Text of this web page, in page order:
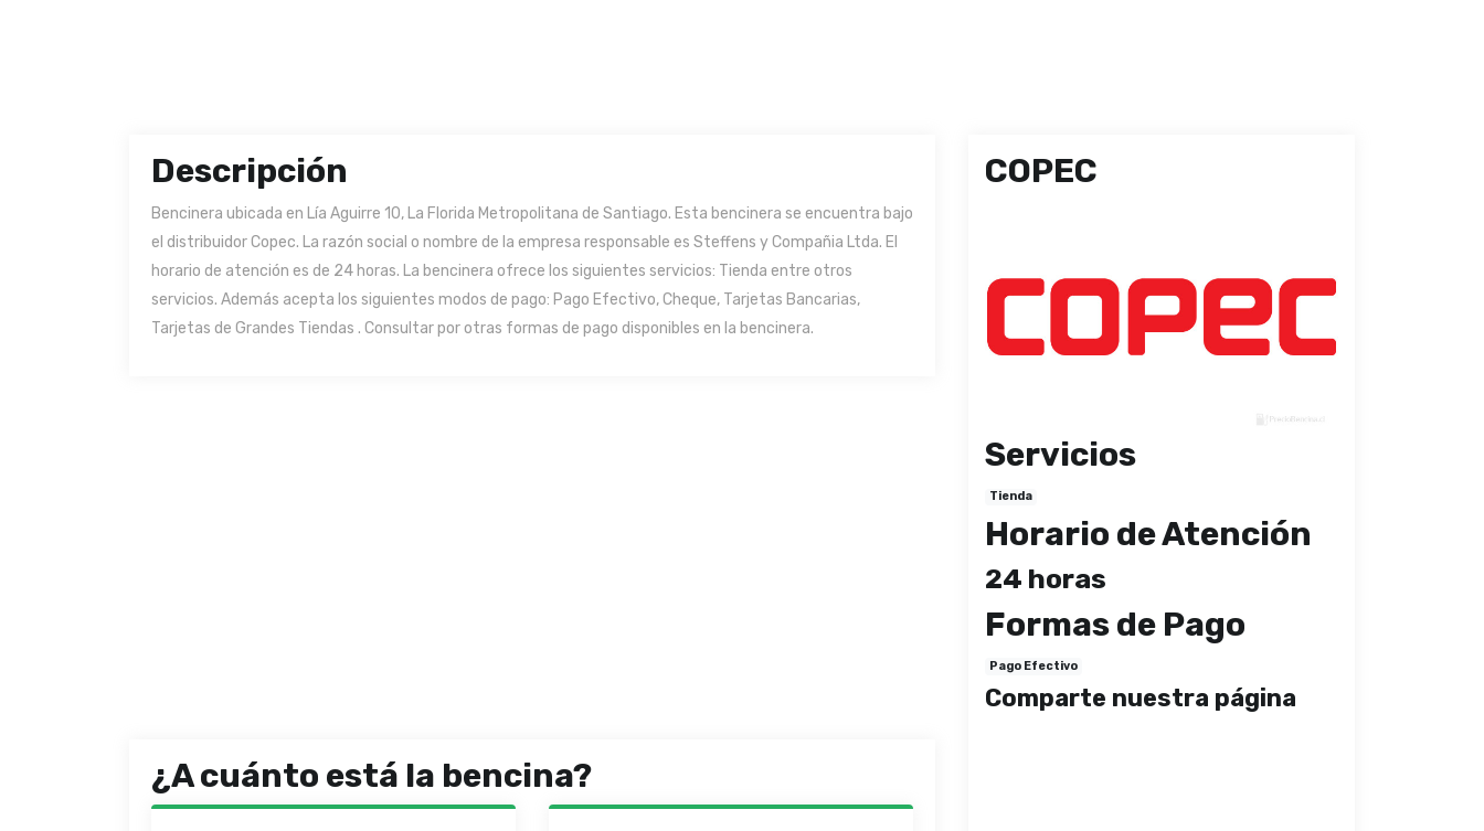
Descripción
Bencinera ubicada en Lía Aguirre 10, La Florida Metropolitana de Santiago. Esta bencinera se encuentra bajo
el distribuidor Copec. La razón social o nombre de la empresa responsable es Steffens y Compañia Ltda. El
horario de atención es de 24 horas. La bencinera ofrece los siguientes servicios: Tienda entre otros
servicios. Además acepta los siguientes modos de pago: Pago Efectivo, Cheque, Tarjetas Bancarias,
Tarjetas de Grandes Tiendas . Consultar por otras formas de pago disponibles en la bencinera.
¿A cuánto está la bencina?
COPEC
Servicios
Tienda
Horario de Atención
24 horas
Formas de Pago
Pago Efectivo
Comparte nuestra página